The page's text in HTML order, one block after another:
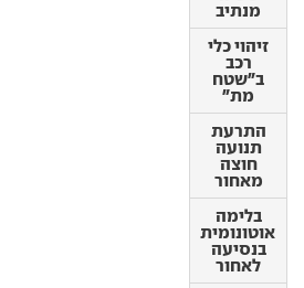
מנתיב
זיהוי כלי
רכב
ב"שטח
מת"
התרעת
תנועה
חוצה
מאחור
בלימה
אוטונומית
בנסיעה
לאחור
זיהוי כלי
רכב
ב"שטח
מת"
התרעת
תנועה
חוצה
מאחור
בלימה
אוטונומית
בנסיעה
לאחור
התרעת
עייפות